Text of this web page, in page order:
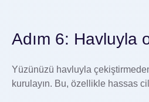
Adım 6: Havluyla
Yüzünüzü havluyla
kurulayın. Bu, özellikle hassas